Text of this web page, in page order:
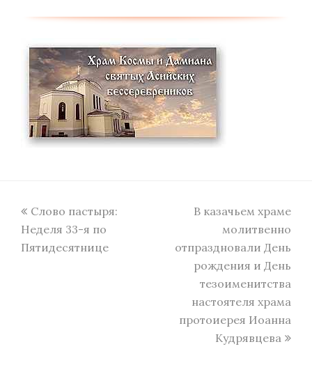
previous
post:
Слово пастыря:
Неделя 33-я по
Пятидесятнице
next
post:
В казачьем храме
молитвенно
отпраздновали День
рождения и День
тезоименитства
настоятеля храма
протоиерея Иоанна
Кудрявцева